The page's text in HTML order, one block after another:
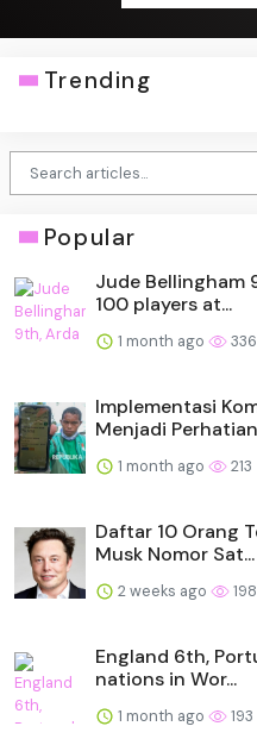
Trending
Popular
Jude Bellingham
100 players at...
1 month ago 336
Implementasi
Menjadi
1 month ago 213
Daftar 10 Orang
Musk Nomor Sat...
2 weeks ago 198
England 6th,
nations in Wor...
1 month ago 193